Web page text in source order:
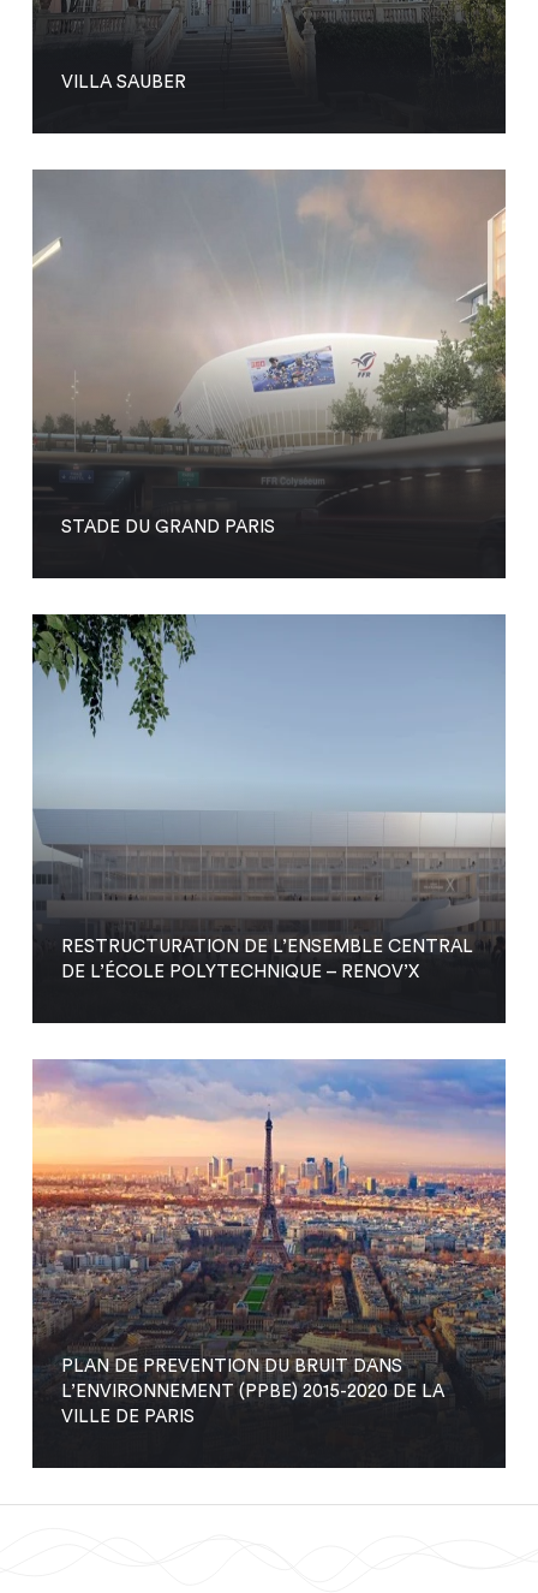
VILLA SAUBER
STADE DU GRAND PARIS
RESTRUCTURATION DE L’ENSEMBLE CENTRAL
DE L’ÉCOLE POLYTECHNIQUE – RENOV’X
PLAN DE PREVENTION DU BRUIT DANS
L’ENVIRONNEMENT (PPBE) 2015-2020 DE LA
VILLE DE PARIS